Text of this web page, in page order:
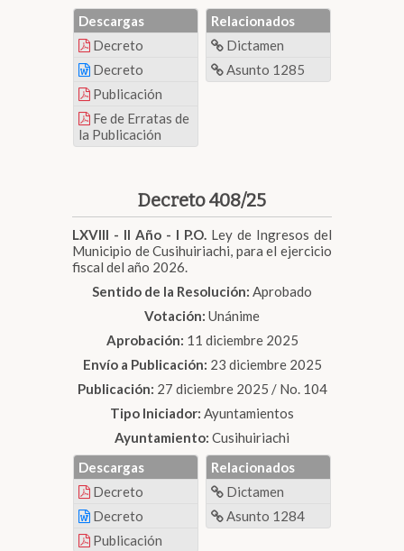
Descargas
Decreto
Decreto
Publicación
Fe de Erratas de
la Publicación
Relacionados
Dictamen
Asunto 1285
Decreto 408/25
LXVIII - II Año - I P.O. Ley de Ingresos del
Municipio de Cusihuiriachi, para el ejercicio
fiscal del año 2026.
Sentido de la Resolución: Aprobado
Votación: Unánime
Aprobación: 11 diciembre 2025
Envío a Publicación: 23 diciembre 2025
Publicación: 27 diciembre 2025 / No. 104
Tipo Iniciador: Ayuntamientos
Ayuntamiento: Cusihuiriachi
Descargas
Decreto
Decreto
Publicación
Relacionados
Dictamen
Asunto 1284